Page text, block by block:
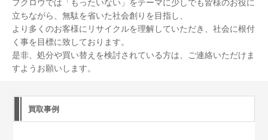
フクロウでは「もったいない」をテーマに少しでも皆様のお役に
立ちながら、無駄を省いた社会創りを目指し、
より多くのお客様にリサイクルを理解していただき、社会に根付
く事を目標に致しております。
是非、処分や買い替えを検討されている方は、ご連絡いただけま
すようお願いします。
買取事例